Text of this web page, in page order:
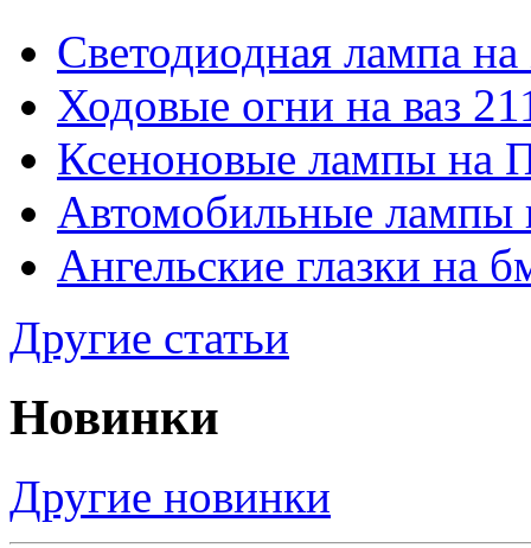
Светодиодная лампа
Ходовые огни на ваз
Ксеноновые лампы на
Автомобильные лампы
Ангельские глазки на
Другие статьи
Новинки
Другие новинки